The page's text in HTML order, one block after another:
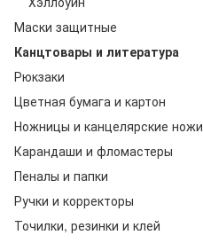
Маски защитные
Канцтовары и литература
Рюкзаки
Цветная бумага и картон
Ножницы и канцелярские ножи
Карандаши и фломастеры
Пеналы и папки
Ручки и корректоры
Точилки, резинки и клей